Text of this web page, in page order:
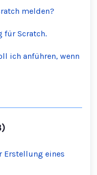
melden?
für Scratch.
ich anführen, wenn
Erstellung eines